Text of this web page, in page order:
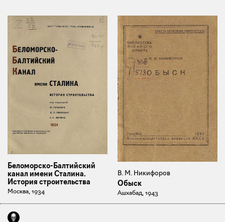
Беломорско-Балтийский
канал имени Сталина.
История строительства
Москва, 1934
В. М. Никифоров
Обыск
Ашхабад, 1943